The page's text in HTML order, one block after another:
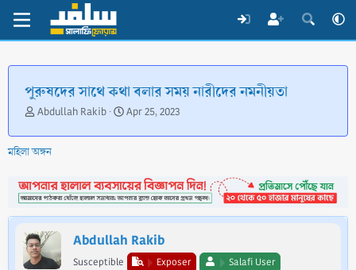
পুরুষদের সাথে কথা বলার সময় নারীদের নমনীয়তা
T
r
e
d
s
t
a
r
t
Abdullah Rakib
S
a
d
a
t
Apr 25, 2023
মহিলা অঙ্গন
Abdullah Rakib
Susceptible Exposer Salafi User